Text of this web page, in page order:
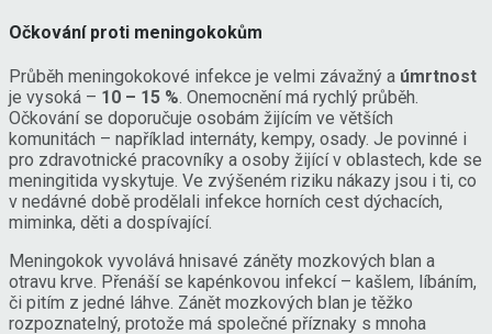
Očkování proti meningokokům
Průběh meningokokové infekce je velmi závažný a úmrtnost
je vysoká – 10 – 15 %. Onemocnění má rychlý průběh.
Očkování se doporučuje osobám žijícím ve větších
komunitách – například internáty, kempy, osady. Je povinné i
pro zdravotnické pracovníky a osoby žijící v oblastech, kde se
meningitida vyskytuje. Ve zvýšeném riziku nákazy jsou i ti, co
v nedávné době prodělali infekce horních cest dýchacích,
miminka, děti a dospívající.
Meningokok vyvolává hnisavé záněty mozkových blan a
otravu krve. Přenáší se kapénkovou infekcí – kašlem, líbáním,
či pitím z jedné láhve. Zánět mozkových blan je těžko
rozpoznatelný, protože má společné příznaky s mnoha